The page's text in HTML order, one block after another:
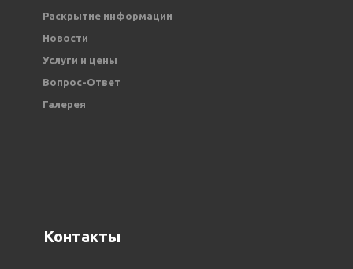
Раскрытие информации
Новости
Услуги и цены
Вопрос-Ответ
Галерея
Контакты